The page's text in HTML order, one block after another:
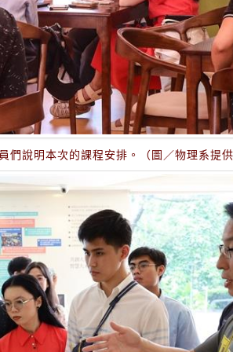
們說明本次的課程安排。（圖／物理系提